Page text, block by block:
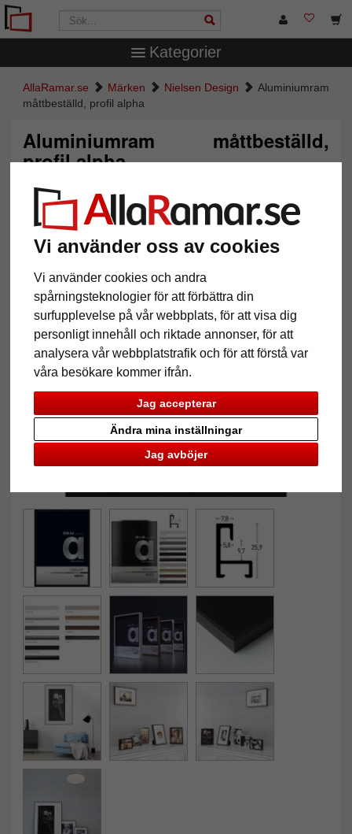
Vi använder oss av cookies
Vi använder cookies och andra
spårningsteknologier för att förbättra din
surfupplevelse på vår webbplats, för att visa dig
personligt innehåll och riktade annonser, för att
analysera vår webbplatstrafik och för att förstå var
våra besökare kommer ifrån.
Jag accepterar
Jag avböjer
Ändra mina inställningar
Kategorier
AllaRamar.se Märken Nielsen Design
Aluminiumram
måttbeställd, profil alpha
Aluminiumram måttbeställd,
profil alpha
Tillbaka